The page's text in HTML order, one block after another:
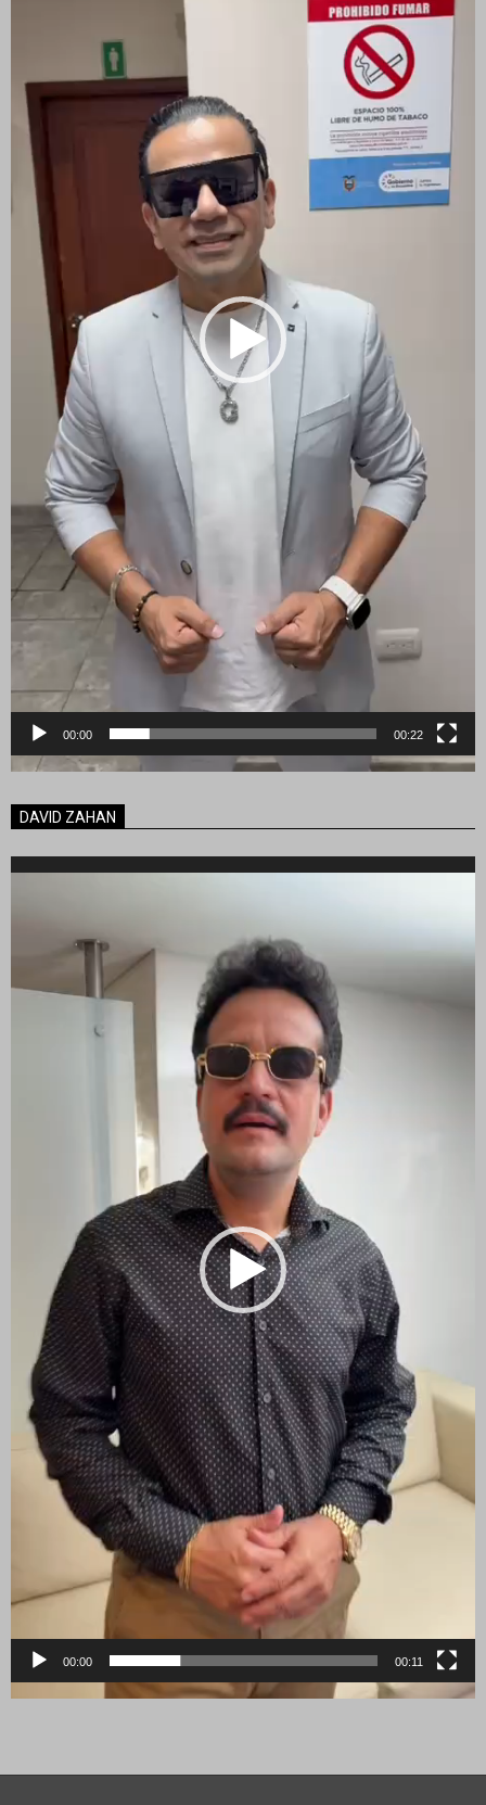
00:00 00:22
DAVID ZAHAN
Reproductor
00:00 00:11